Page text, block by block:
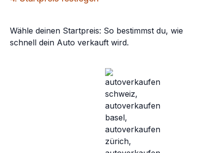
Wähle deinen Startpreis: So bestimmst du, wie
schnell dein Auto verkauft wird.